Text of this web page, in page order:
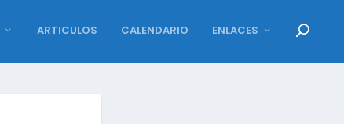
ARTICULOS CALENDARIO ENLACES